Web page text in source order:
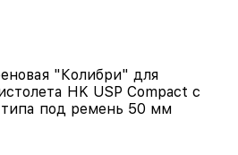
"Колибри" для
HK USP Compact с
типа под ремень 50 мм